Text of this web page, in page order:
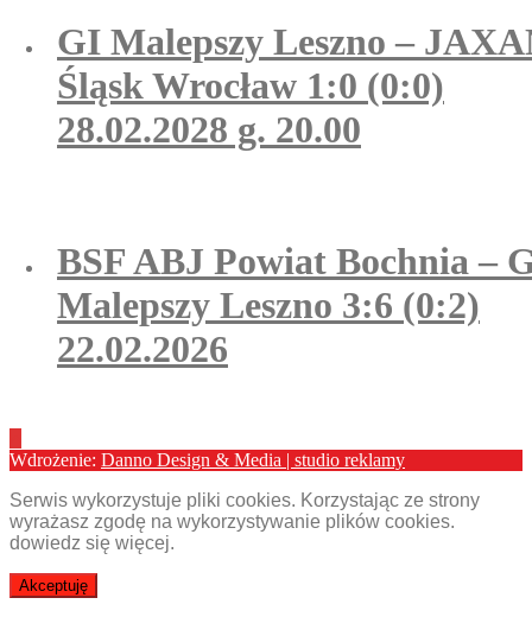
GI Malepszy Leszno –
Śląsk Wrocław 1:0 (0:0)
28.02.2028 g. 20.00
BSF ABJ Powiat Bochnia –
Malepszy Leszno 3:6 (0:2)
22.02.2026
Wdrożenie: Danno Design & Media | studio reklamy
Serwis wykorzystuje pliki cookies. Korzystając ze strony
wyrażasz zgodę na wykorzystywanie plików cookies.
dowiedz się więcej.
Akceptuję